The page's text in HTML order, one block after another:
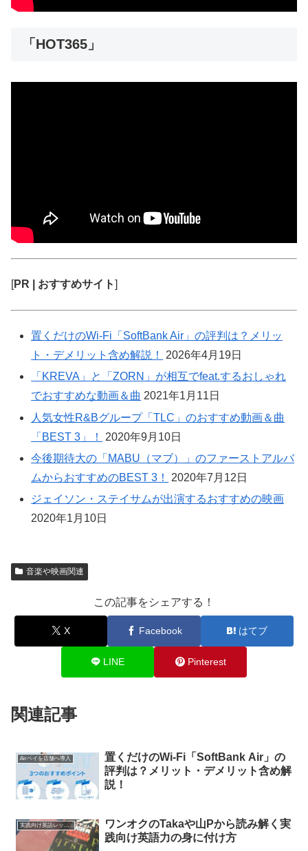
「HOT365」
[PR | おすすめサイト]
置くだけのWi-Fi「SoftBank Air」の評判は？メリッ
ト・デメリット含め解説！
2026年4月19日
「KREVA」と「ZORN」が相互でfeat.するおしゃれ
でおすすめな動画＆曲 2021年1月11日
人気女性R&Bグループ「TLC」のおすすめ動画＆曲
「BEST 3」！
2020年9月10日
今後期待大の「MABU（マブ）」のファーストアルバ
ムからおすすめのBEST 3！
2020年7月12日
ジェイソン・ステイサムが出演するおすすめの映画
2020年1月10日
音楽や映画関連
この記事をシェアする！
X Facebook はてブ
LINE Pinterest
関連記事
Airペイを店舗へ導入
置くだけのWi-Fi「SoftBank Air」の
評判は？メリット・デメリット含め解
説！
実践向け英語レッスン
ワンオクのTakaや山Pから読み解く実
践向け英語力の身に付け方